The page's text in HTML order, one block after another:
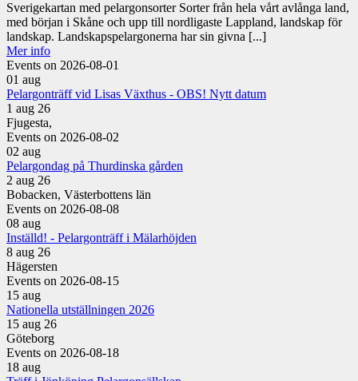
Sverigekartan med pelargonsorter Sorter från hela vårt avlånga land,
med början i Skåne och upp till nordligaste Lappland, landskap för
landskap. Landskapspelargonerna har sin givna [...]
Mer info
Events on 2026-08-01
01 aug
Pelargonträff vid Lisas Växthus - OBS! Nytt datum
1 aug 26
Fjugesta,
Events on 2026-08-02
02 aug
Pelargondag på Thurdinska gården
2 aug 26
Bobacken, Västerbottens län
Events on 2026-08-08
08 aug
Inställd! - Pelargonträff i Mälarhöjden
8 aug 26
Hägersten
Events on 2026-08-15
15 aug
Nationella utställningen 2026
15 aug 26
Göteborg
Events on 2026-08-18
18 aug